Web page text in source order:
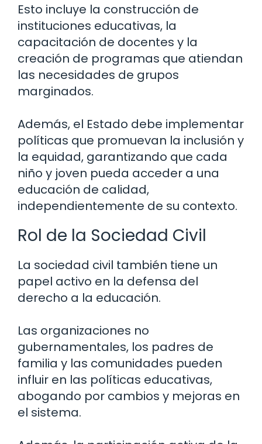
Esto incluye la construcción de
instituciones educativas, la
capacitación de docentes y la
creación de programas que atiendan
las necesidades de grupos
marginados.
Además, el Estado debe implementar
políticas que promuevan la inclusión y
la equidad, garantizando que cada
niño y joven pueda acceder a una
educación de calidad,
independientemente de su contexto.
Rol de la Sociedad Civil
La sociedad civil también tiene un
papel activo en la defensa del
derecho a la educación.
Las organizaciones no
gubernamentales, los padres de
familia y las comunidades pueden
influir en las políticas educativas,
abogando por cambios y mejoras en
el sistema.